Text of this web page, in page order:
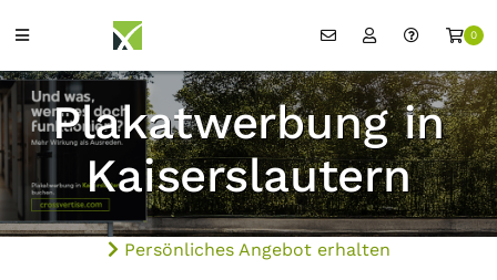
0
Plakatwerbung in
Kaiserslautern
Persönliches Angebot erhalten